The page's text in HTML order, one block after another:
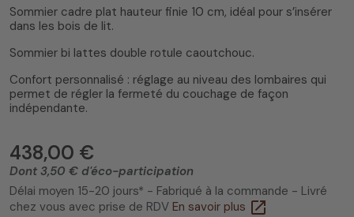
/ (1 avis)
Sommier cadre plat hauteur finie 10 cm, idéal pour s’insérer
dans les bois de lit.
Sommier bi lattes double rotule caoutchouc.
Confort personnalisé : réglage au niveau des lombaires qui
permet de régler la fermeté du couchage de façon
indépendante.
438,00 €
Dont 3,50 € d'éco-participation
Délai moyen 15-20 jours* - Fabriqué à la commande - Livré
chez vous avec prise de RDV En savoir plus open_in_new